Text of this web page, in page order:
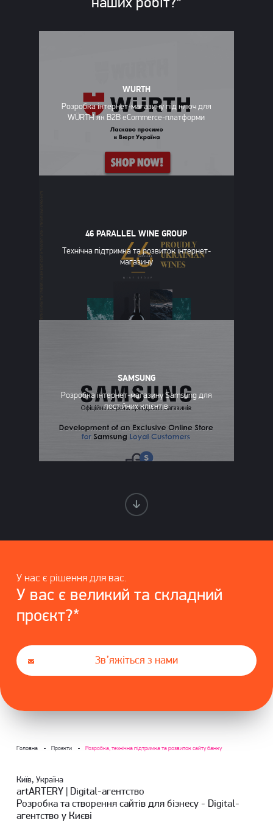
наших робіт?*
WURTH
Розробка інтернет-магазину під ключ для
WÜRTH як B2B eCommerce-платформи
46 PARALLEL WINE GROUP
Технічна підтримка та розвиток інтернет-
магазину
SAMSUNG
Розробка інтернет-магазину Samsung для
постійних клієнтів
У нас є рішення для вас.
У вас є великий та складний
проєкт?*
Зв’яжіться з нами
Київ, Україна
artARTERY | Digital-агентство
Розробка та створення сайтів для бізнесу - Digital-
агентство у Києві
Головна Проєкти Розробка, технічна підтримка та розвиток сайту банку